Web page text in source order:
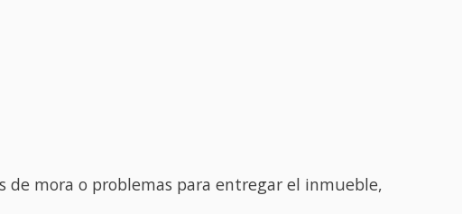
de mora o problemas para entregar el inmueble,